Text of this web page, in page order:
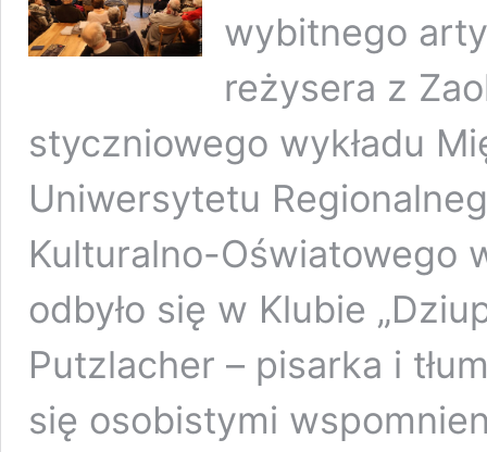
wybitnego
reżysera z
styczniowego wykładu
Uniwersytetu
Kulturalno-Oświatowego
odbyło się w Klubie
Putzlacher – pisarka i
się osobistymi